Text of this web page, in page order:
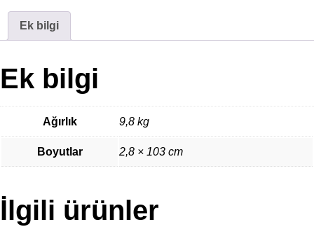
Ek bilgi
Ek bilgi
Ağırlık 9,8 kg
Boyutlar 2,8 × 103 cm
İlgili ürünler